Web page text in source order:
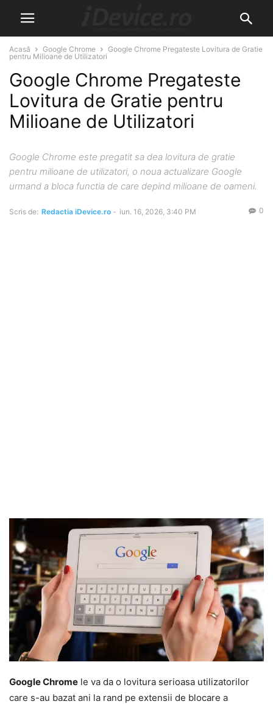
Acasă Google Chrome
Google Chrome Pregateste Lovitura de Gratie
pentru Milioane de Utilizatori
Google Chrome Pregateste
Lovitura de Gratie pentru
Milioane de Utilizatori
Google Chrome este pregatit sa dea lovitura de gratie
pentru milioane de utilizatori, o noua actualizare Google
urmand a bloca functia de care depind milioane de oameni.
Scris de: Redactia iDevice.ro - iun. 16, 2026, 3:40 PM 0
Google Chrome le va da o lovitura serioasa utilizatorilor
care s-au bazat ani la rand pe extensii de blocare a